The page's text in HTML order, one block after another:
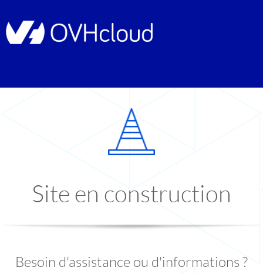
Site en construction
Besoin d'assistance ou d'informations ?